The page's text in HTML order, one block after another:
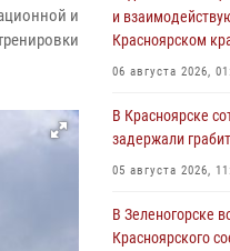
и
и
Красноярском
06 августа 2026,
В Красноярске
задержали
05 августа 2026,
В Зеленогорске
Красноярского